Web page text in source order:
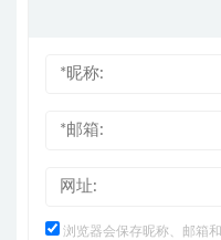
浏览器会保存昵称、邮箱